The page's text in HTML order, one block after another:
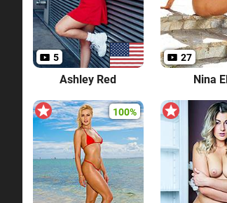
5
Ashley Red
27
Nina
100%